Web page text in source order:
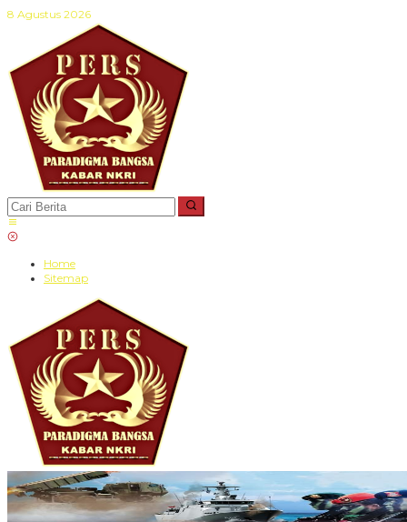
Lewati
8 Agustus 2026
Home
Sitemap